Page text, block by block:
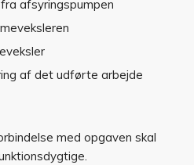
afsyringspumpen
af det udførte arbejde
med opgaven skal